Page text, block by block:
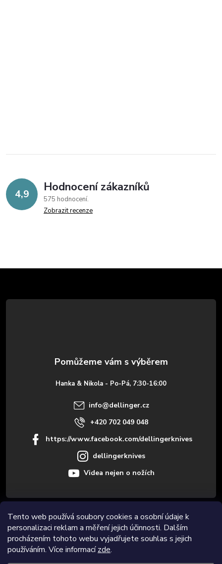
Tento web používá soubory cookies a osobní údaje k
personalizaci reklam a měření jejich účinnosti. Dalším
procházením tohoto webu vyjadřujete souhlas s jejich
používáním. Více informacízde.
4,9 Hodnocení zákazníků
575 hodnocení
Zobrazit recenze
á
Informace pro vás
Novinky
Hanka & Nikola - Po-Pá, 7:30-16:00
info@dellinger.cz
+420 702 049 048
https://www.facebook.com/dellingerknives
dellingerknives
Videa nejen o nožích